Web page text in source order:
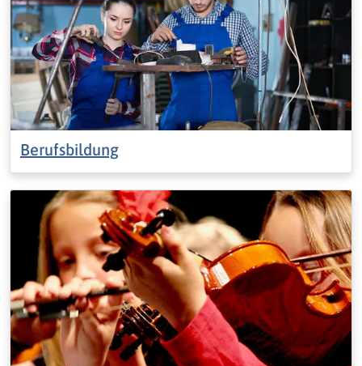
Berufsbildung